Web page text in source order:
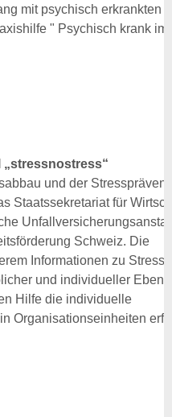
mit psychisch erkrankten
" Psychisch krank im
und der
Staatssekretariat für
Schweiz. Die
Informationen zu Stress,
und individueller Ebene
Hilfe die individuelle
Organisationseinheiten